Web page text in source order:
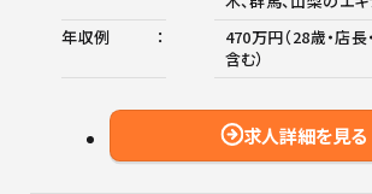
年収例
470万円（28歳・店
含む）
求人詳細を見る